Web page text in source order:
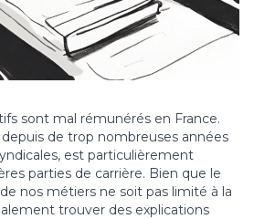
sont mal rémunérés en France.
de trop nombreuses années
est particulièrement
parties de carrière. Bien que le
nos métiers ne soit pas limité à la
trouver des explications